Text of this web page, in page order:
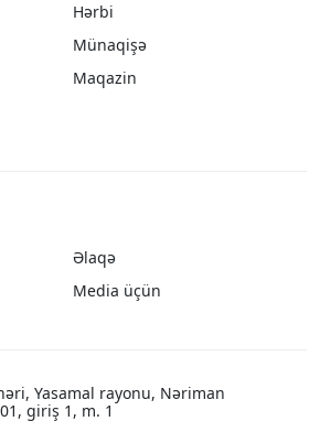
Hərbi
Münaqişə
Maqazin
Əlaqə
Media üçün
Yasamal rayonu, Nəriman
giriş 1, m. 1